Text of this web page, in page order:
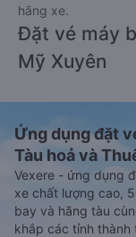
hãng xe.
Đặt vé máy
Mỹ Xuyên
Ứng dụng đặt
Tàu hoả và
Vexere - ứng dụng
xe chất lượng cao,
bay và hãng tàu
khắp các tỉnh thành